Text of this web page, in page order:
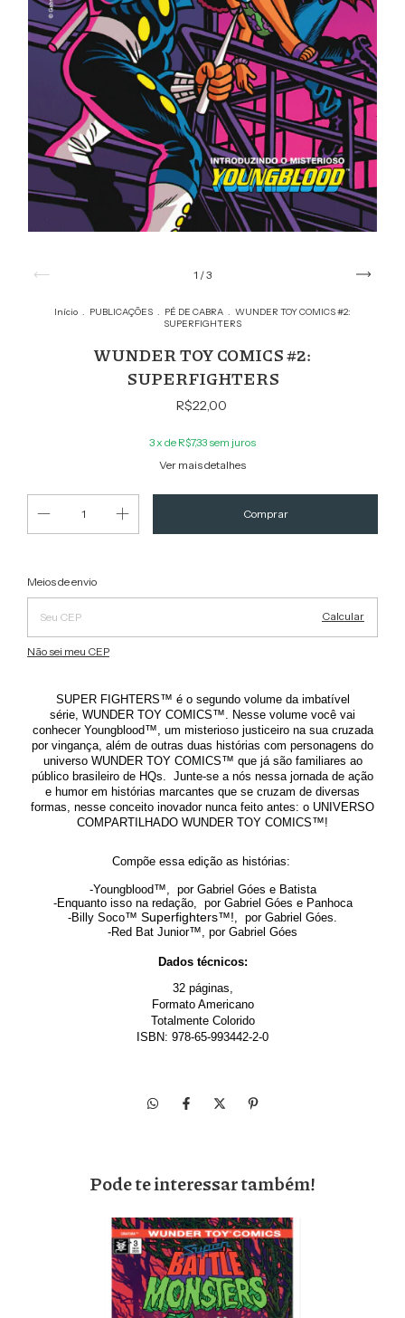
1 /3
Início . PUBLICAÇÕES . PÉ DE CABRA . WUNDER TOY COMICS #2:
SUPERFIGHTERS
WUNDER TOY COMICS #2:
SUPERFIGHTERS
R$22,00
3x de R$7,33 sem juros
Ver mais detalhes
Entregas para o CEP:
Meios de envio
Calcular
Não sei meu CEP
SUPER FIGHTERS™ é o segundo volume da imbatível
série, WUNDER TOY COMICS™. Nesse volume você vai
conhecer Youngblood™, um misterioso justiceiro na sua cruzada
por vingança, além de outras duas histórias com personagens do
universo WUNDER TOY COMICS™ que já são familiares ao
público brasileiro de HQs. Junte-se a nós nessa jornada de ação
e humor em histórias marcantes que se cruzam de diversas
formas, nesse conceito inovador nunca feito antes: o UNIVERSO
COMPARTILHADO WUNDER TOY COMICS™!
Compõe essa edição as histórias:
-Youngblood™, por Gabriel Góes e Batista
-Enquanto isso na redação, por Gabriel Góes e Panhoca
-Billy Soco™ Superfighters™!, por Gabriel Góes.
-Red Bat Junior™, por Gabriel Góes
Dados técnicos:
32 páginas,
Formato Americano
Totalmente Colorido
ISBN: 978-65-993442-2-0
Pode te interessar também!